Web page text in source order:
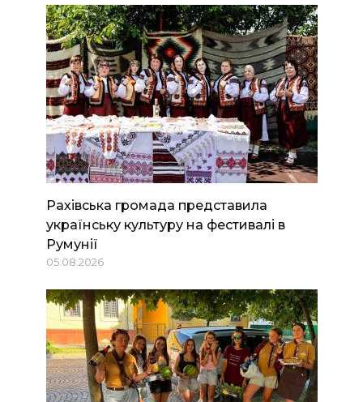
Рахівська громада представила
українську культуру на фестивалі в
Румунії
05.08.2026